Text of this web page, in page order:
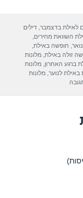
לאילת בדצמבר ,דילים
השוואת מחירים
חופשה באילת
זולה באילת ,מלונות
ברגע האחרון ,מלונות
באילת לנוער ,מלונות